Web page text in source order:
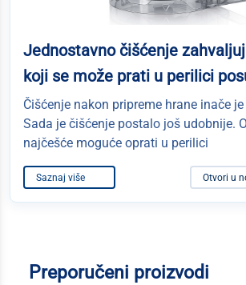
Jednostavno čišćenje
koji se može prati u perilici
Čišćenje nakon pripreme hrane inače
Sada je čišćenje postalo još udobnije.
najčešće moguće oprati u perilici
Saznaj više Otvori u
Preporučeni proizvodi